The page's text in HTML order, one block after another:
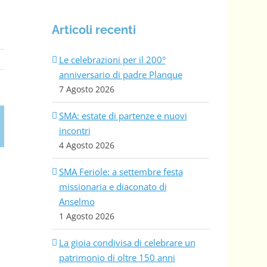
Articoli recenti
Le celebrazioni per il 200°
anniversario di padre Planque
7 Agosto 2026
SMA: estate di partenze e nuovi
incontri
4 Agosto 2026
SMA Feriole: a settembre festa
missionaria e diaconato di
Anselmo
1 Agosto 2026
La gioia condivisa di celebrare un
patrimonio di oltre 150 anni